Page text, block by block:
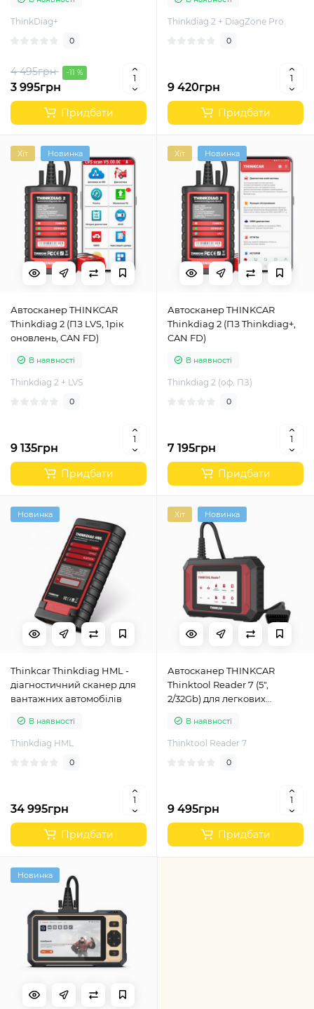
ThinkDiag+
0
4 495грн -11 %
3 995грн
Придбати
Thinkdiag 2 + DiagZone Pro
0
9 420грн
Придбати
Хіт Новинка
Автосканер THINKCAR
Thinkdiag 2 (ПЗ LVS, 1рік
оновлень, CAN FD)
В наявності
Thinkdiag 2 + LVS
0
9 135грн
Придбати
Хіт Новинка
Автосканер THINKCAR
Thinkdiag 2 (ПЗ Thinkdiag+,
CAN FD)
В наявності
Thinkdiag 2 (оф. ПЗ)
0
7 195грн
Придбати
Новинка
Thinkcar Thinkdiag HML -
діагностичний сканер для
вантажних автомобілів
В наявності
Thinkdiag HML
0
34 995грн
Придбати
Хіт Новинка
Автосканер THINKCAR
Thinktool Reader 7 (5",
2/32Gb) для легкових
В наявності
Thinktool Reader 7
0
9 495грн
Придбати
Новинка